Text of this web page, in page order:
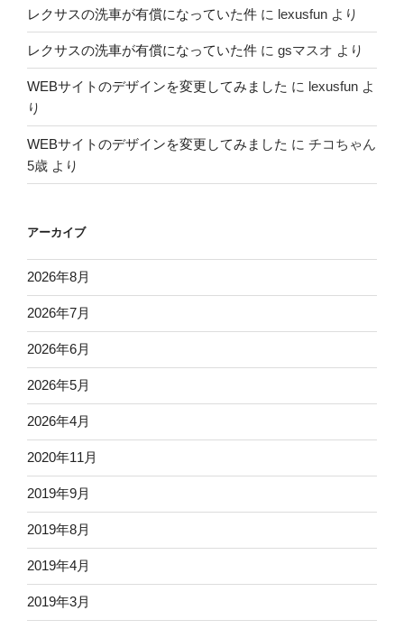
レクサスの洗車が有償になっていた件 に lexusfun より
レクサスの洗車が有償になっていた件 に gsマスオ より
WEBサイトのデザインを変更してみました に lexusfun よ
り
WEBサイトのデザインを変更してみました に チコちゃん
5歳 より
アーカイブ
2026年8月
2026年7月
2026年6月
2026年5月
2026年4月
2020年11月
2019年9月
2019年8月
2019年4月
2019年3月